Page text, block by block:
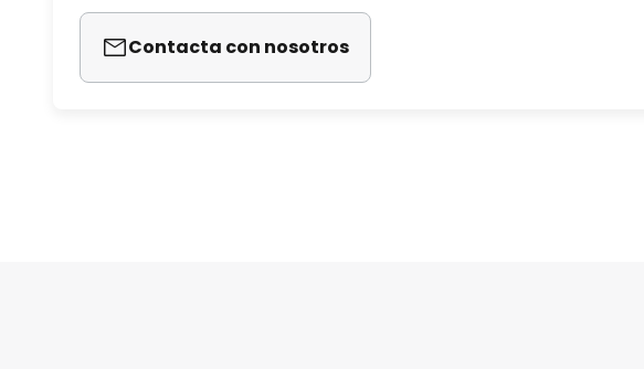
Contacta con nosotros